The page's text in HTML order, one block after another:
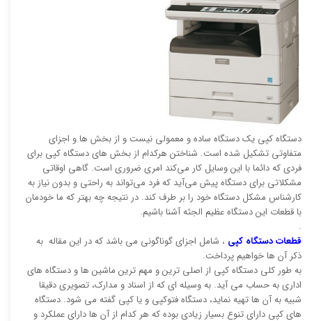
دستگاه کپی یک دستگاه ساده و معمولی نیست و از بخش ها و اجزای
متفاوتی تشکیل شده است. شناختن هرکدام از بخش های دستگاه کپی برای
فردی که دائما با این وسایل کار می‌کند امری ضروری است. گاهی اوقاتی
مشکلاتی برای دستگاه پیش می‌آید که فرد می‌تواند به راحتی و بدون نیاز به
کارشناس مشکل دستگاه خود را بر طرف کند. در نتیجه چه بهتر که ما خودمان
با قطعات این دستگاه عظیم الجثه آشنا باشیم.
.
قطعات دستگاه کپی ، شامل اجزای گوناگونی می باشد که در این مقاله به
ذکر آن ها خواهیم پرداخت.
به طور کلی دستگاه کپی از اصلی ترین و مهم ترین ماشین ها و دستگاه های
اداری به حساب می آید. به وسیله ای که از اسناد و مدارک، تصویری دقیقا
شبیه به آن ها تهیه نماید، دستگاه فتوکپی و یا کپی گفته می شود. دستگاه
های کپی دارای تنوع بسیار زیادی بوده که هر کدام از آن ها دارای عملکرد و